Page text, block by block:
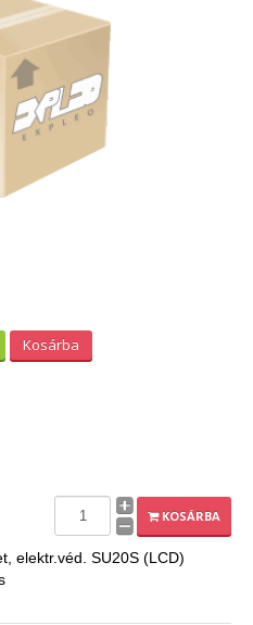
Kosárba
KOSÁRBA
elektr.véd. SU20S (LCD)